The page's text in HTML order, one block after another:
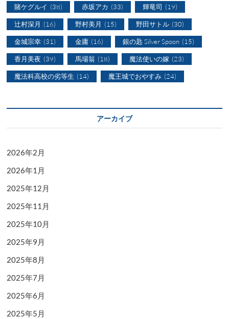
賭ケグルイ (38) 赤坂アカ (33) 輝竜司 (19)
辻村深月 (16) 野村美月 (15) 野田サトル (30)
金城宗幸 (31) 金庸 (16) 銀の匙 Silver Spoon (15)
香月美夜 (39) 馬場翁 (18) 魔法使いの嫁 (23)
魔法科高校の劣等生 (14) 魔王城でおやすみ (24)
アーカイブ
2026年2月
2026年1月
2025年12月
2025年11月
2025年10月
2025年9月
2025年8月
2025年7月
2025年6月
2025年5月